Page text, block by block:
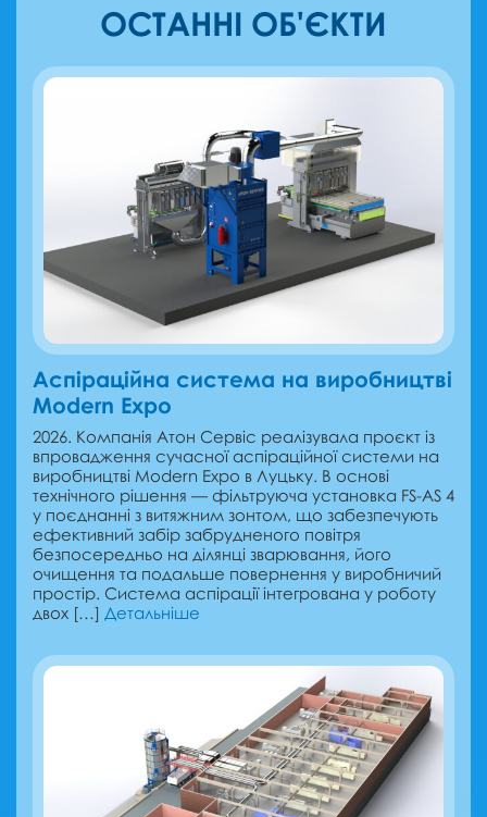
ОСТАННІ ОБ'ЄКТИ
Аспіраційна система на виробництві
Modern Expo
2026. Компанія Атон Сервіс реалізувала проєкт із
впровадження сучасної аспіраційної системи на
виробництві Modern Expo в Луцьку. В основі
технічного рішення — фільтруюча установка FS-AS 4
у поєднанні з витяжним зонтом, що забезпечують
ефективний забір забрудненого повітря
безпосередньо на ділянці зварювання, його
очищення та подальше повернення у виробничий
простір. Система аспірації інтегрована у роботу
двох […] Детальніше